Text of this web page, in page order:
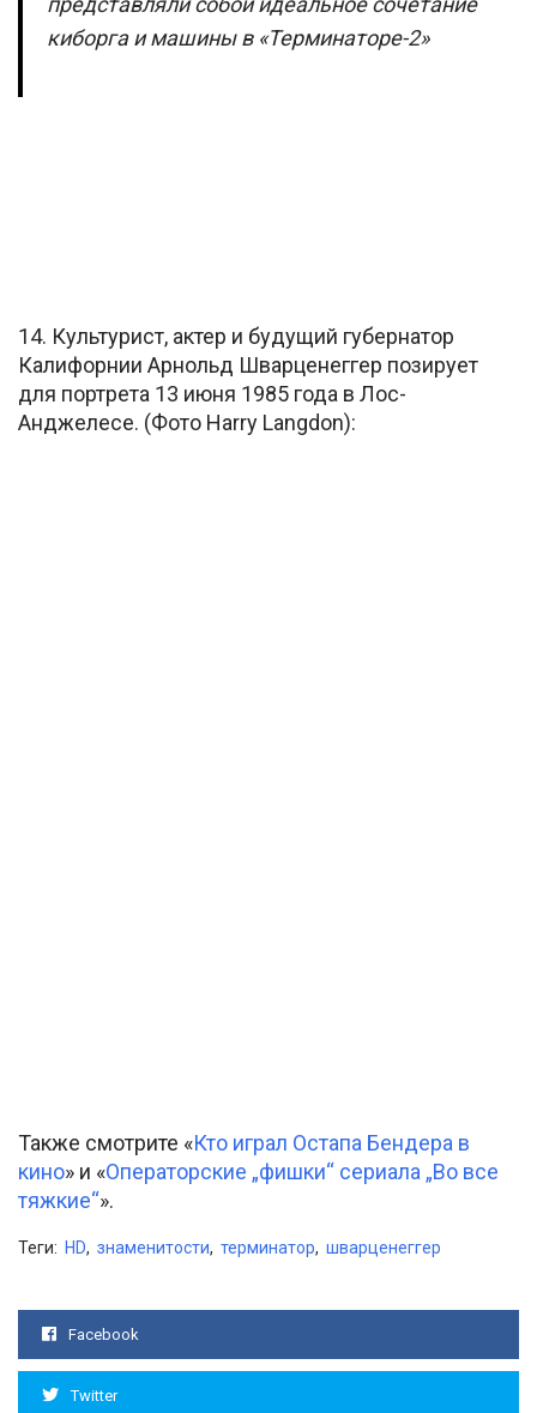
киборга и машины в «Терминаторе-2»
14. Культурист, актер и будущий губернатор
Калифорнии Арнольд Шварценеггер позирует
для портрета 13 июня 1985 года в Лос-
Анджелесе. (Фото Harry Langdon):
Также смотрите «Кто играл Остапа Бендера в
кино» и «Операторские „фишки“ сериала „Во все
тяжкие“».
Теги: HD, знаменитости, терминатор, шварценеггер
Facebook
Twitter